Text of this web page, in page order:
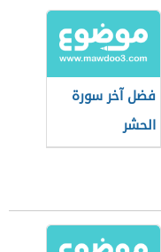
فضل آخر سورة
الحشر